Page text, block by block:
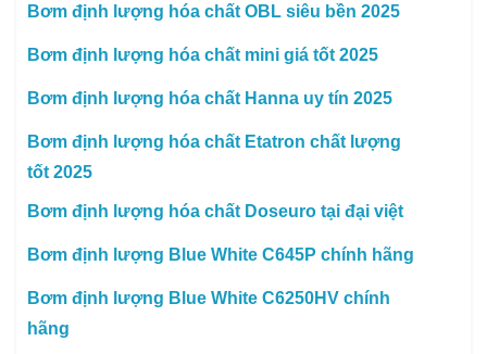
Bơm định lượng hóa chất OBL siêu bền 2025
Bơm định lượng hóa chất mini giá tốt 2025
Bơm định lượng hóa chất Hanna uy tín 2025
Bơm định lượng hóa chất Etatron chất lượng
tốt 2025
Bơm định lượng hóa chất Doseuro tại đại việt
Bơm định lượng Blue White C645P chính hãng
Bơm định lượng Blue White C6250HV chính
hãng